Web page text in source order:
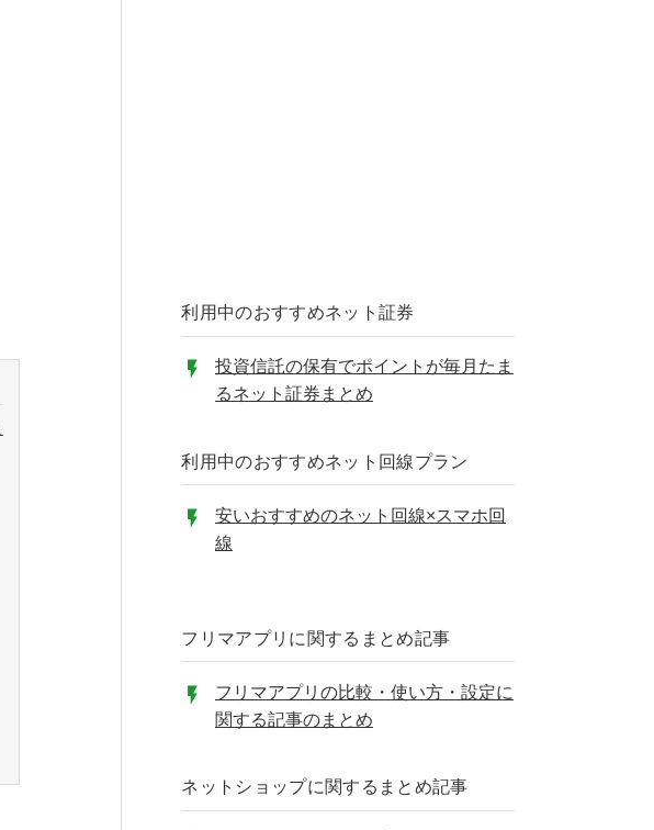
利用中のおすすめネット証券
投資信託の保有でポイントが毎月たま
るネット証券まとめ
利用中のおすすめネット回線プラン
安いおすすめのネット回線×スマホ回
線
フリマアプリに関するまとめ記事
フリマアプリの比較・使い方・設定に
関する記事のまとめ
ネットショップに関するまとめ記事